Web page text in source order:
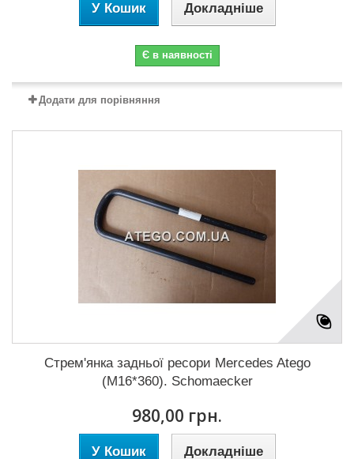
У Кошик Докладніше
Є в наявності
Додати для порівняння
Стрем'янка задньої ресори Mercedes Atego
(M16*360). Schomaecker
980,00 грн.
У Кошик Докладніше